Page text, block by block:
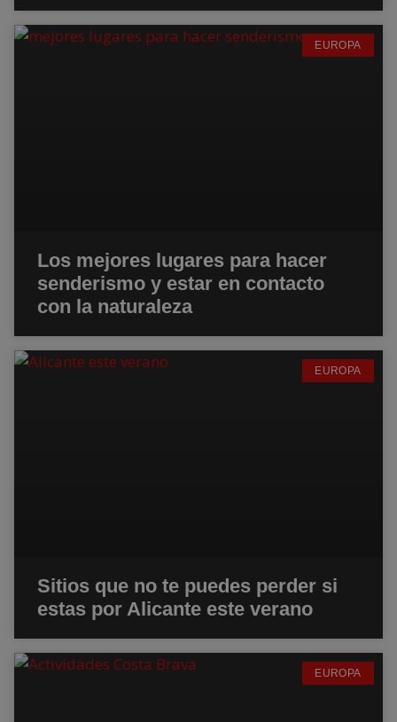
EUROPA
Los mejores lugares para hacer
senderismo y estar en contacto
con la naturaleza
EUROPA
Sitios que no te puedes perder si
estas por Alicante este verano
EUROPA